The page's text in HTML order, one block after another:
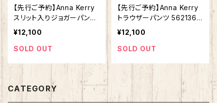
【先行ご予約】Anna Kerry
スリット入りジョガーパンツ
56213602
¥12,100
SOLD OUT
【先行ご予約】Anna Kerry
トラウザーパンツ 5621360
3
¥12,100
SOLD OUT
CATEGORY